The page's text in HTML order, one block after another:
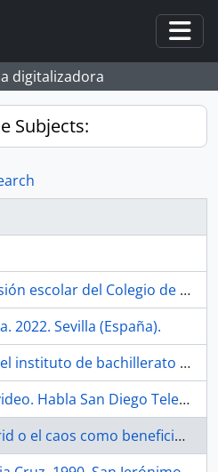
digitalizadora
Subjects:
Salida de una excursión escolar del Colegio de infantil y primaria Hermanos Machado. 1981. Sevilla (España).
2022. Sevilla (España).
Semana cultural en el instituto de bachillerato de la barriada Los Príncipes. Habla San Diego Television. 1990-12. Sevilla (España).
Titulares. Taller de video. Habla San Diego Television. 1990-12. Sevilla (España).
Transporte en Madrid o el caos como beneficio del capital. 1977. Madrid (España).